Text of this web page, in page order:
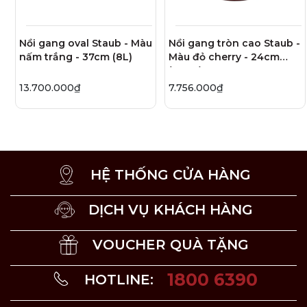
màu, hạn chế trầy xước.
Núm nắp nồi được làm bằng niken với khả năng
chịu nhiệt lên tới 250 độ C.
Sản phẩm có các màu: xám, xanh đen, vàng, đỏ lựu,
đen, đỏ cherry.
Nắp nồi được thiết kế đặc biệt, giúp hơi nước được đối
lưu liên tục, cùng tất cả hương vị tuyệt vời của món ăn
được giữ lại bên trong nồi. Hơi nước ngưng tụ ở nắp
nồi, rơi nhỏ giọt xuống và phân bổ đều vào thức ăn, quá
trình này giúp việc nấu ăn hiệu quảhơn 9 lầnvà giữ độ
giúp món ăn chín đều mềm mọng mà không bị khô.
Thông tin kích thước:
Nồi gang oval Staub - Màu
nấm trắng - 37cm (8L)
13.700.000₫
Nồi gang tròn cao Staub -
Màu đỏ cherry - 24cm
(4.75L)
7.756.000₫
HỆ THỐNG CỬA HÀNG
DỊCH VỤ KHÁCH HÀNG
VOUCHER QUÀ TẶNG
HOTLINE: 1800 6390